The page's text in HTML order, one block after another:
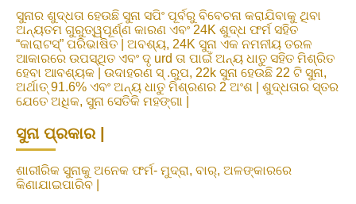
ସୁନାର ଶୁଦ୍ଧତା ହେଉଛି ସୁନା ସପିଂ ପୂର୍ବରୁ ବିବେଚନା କରାଯିବାକୁ ଥିବା
ଅନ୍ୟତମ ଗୁରୁତ୍ୱପୂର୍ଣ୍ଣ କାରଣ ଏବଂ 24K ଶୁଦ୍ଧ ଫର୍ମ ସହିତ
“କାରାଟସ୍” ପରିଭାଷିତ | ଅବଶ୍ୟ, 24K ସୁନା ଏକ ନମନୀୟ ତରଳ
ଆକାରରେ ଉପସ୍ଥିତ ଏବଂ ଦୃ urd ତା ପାଇଁ ଅନ୍ୟ ଧାତୁ ସହିତ ମିଶ୍ରିତ
ହେବା ଆବଶ୍ୟକ | ଉଦାହରଣ ସ୍ .ରୁପ, 22k ସୁନା ହେଉଛି 22 ଟି ସୁନା,
ଅର୍ଥାତ୍ 91.6% ଏବଂ ଅନ୍ୟ ଧାତୁ ମିଶ୍ରଣର 2 ଅଂଶ | ଶୁଦ୍ଧତାର ସ୍ତର
ଯେତେ ଅଧିକ, ସୁନା ସେତିକି ମହଙ୍ଗା |
ସୁନା ପ୍ରକାର |
ଶାରୀରିକ ସୁନାକୁ ଅନେକ ଫର୍ମ- ମୁଦ୍ରା, ବାର୍, ଅଳଙ୍କାରରେ
କିଣାଯାଇପାରିବ |